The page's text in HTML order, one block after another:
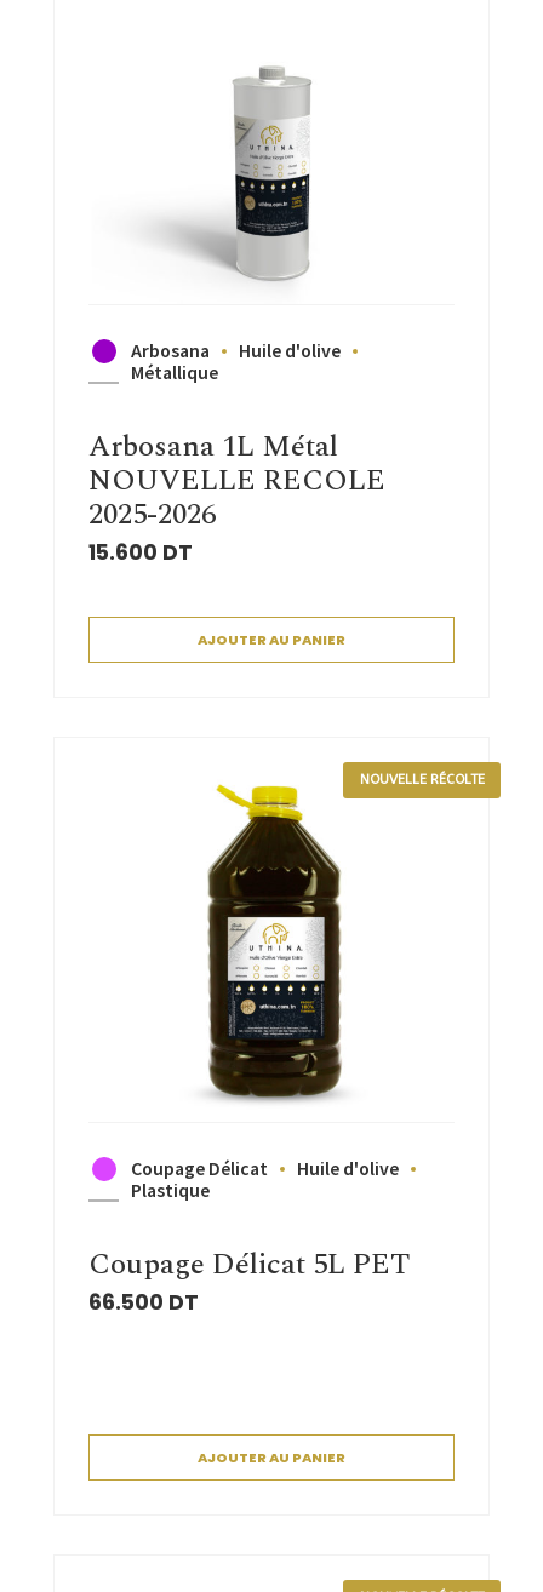
Arbosana
Huile d'olive
Métallique
Arbosana 1L Métal
NOUVELLE RECOLE
2025-2026
15.600 DT
AJOUTER AU PANIER
NOUVELLE RÉCOLTE
Coupage Délicat
Huile d'olive
Plastique
Coupage Délicat 5L PET
66.500 DT
AJOUTER AU PANIER